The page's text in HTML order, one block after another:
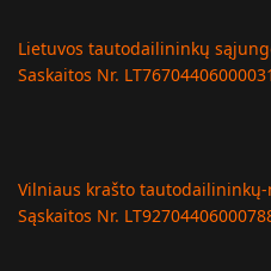
Lietuvos tautodailininkų
Saskaitos Nr.
Vilniaus krašto
Sąskaitos Nr.